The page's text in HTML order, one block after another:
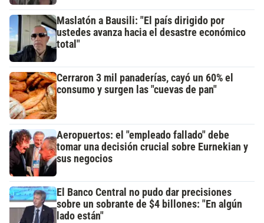
Maslatón a Bausili: "El país dirigido por
ustedes avanza hacia el desastre económico
total"
Cerraron 3 mil panaderías, cayó un 60% el
consumo y surgen las "cuevas de pan"
Aeropuertos: el "empleado fallado" debe
tomar una decisión crucial sobre Eurnekian y
sus negocios
El Banco Central no pudo dar precisiones
sobre un sobrante de $4 billones: "En algún
lado están"